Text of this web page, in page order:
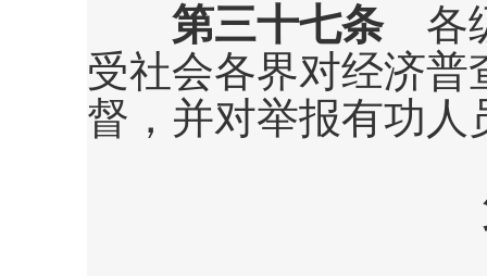
第三十七条各级
受社会各界对经济
督，并对举报有功人